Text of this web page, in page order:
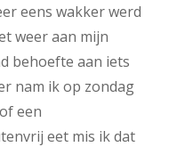
eens wakker werd
weer aan mijn
behoefte aan iets
nam ik op zondag
een
eet mis ik dat